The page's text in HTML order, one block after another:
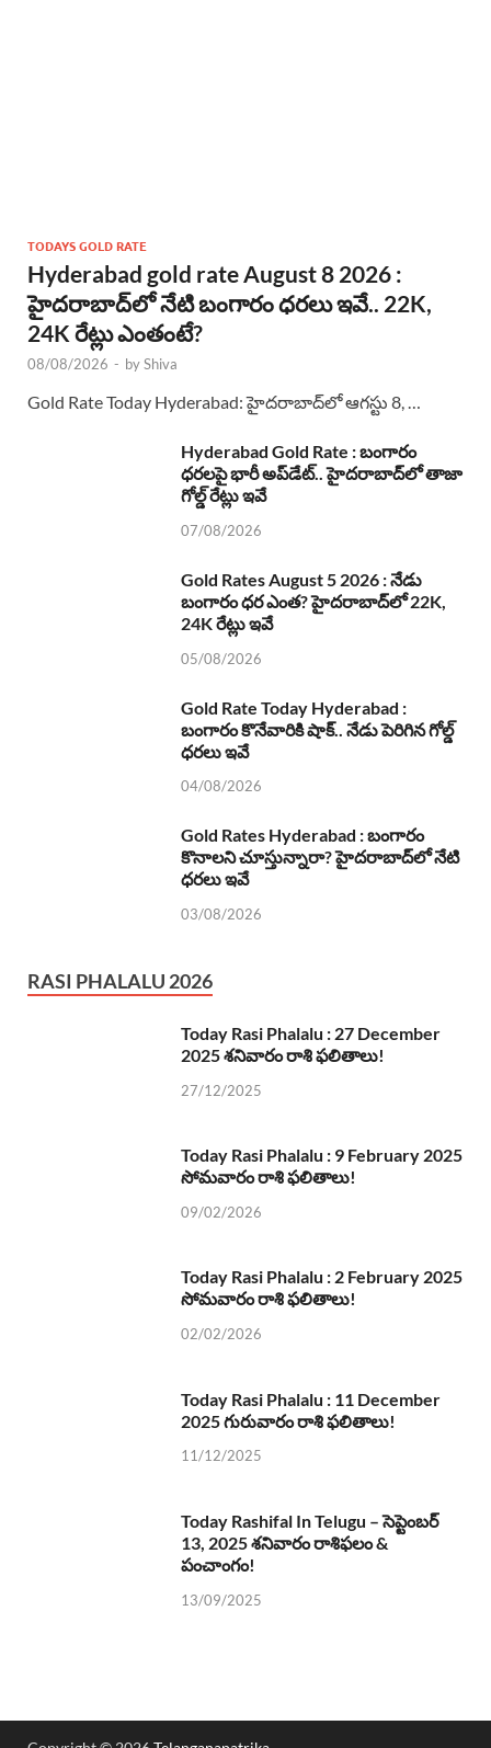
TODAYS GOLD RATE
Hyderabad gold rate August 8 2026 :
హైదరాబాద్‌లో నేటి బంగారం ధరలు ఇవే.. 22K,
24K రేట్లు ఎంతంటే?
08/08/2026 - byShiva
Gold Rate Today Hyderabad: హైదరాబాద్‌లో ఆగస్టు 8, …
Hyderabad Gold Rate : బంగారం
ధరలపై భారీ అప్‌డేట్.. హైదరాబాద్‌లో తాజా
గోల్డ్ రేట్లు ఇవే
07/08/2026
Gold Rates August 5 2026 : నేడు
బంగారం ధర ఎంత? హైదరాబాద్‌లో 22K,
24K రేట్లు ఇవే
05/08/2026
Gold Rate Today Hyderabad :
బంగారం కొనేవారికి షాక్.. నేడు పెరిగిన గోల్డ్
ధరలు ఇవే
04/08/2026
Gold Rates Hyderabad : బంగారం
కొనాలని చూస్తున్నారా? హైదరాబాద్‌లో నేటి
ధరలు ఇవే
03/08/2026
RASI PHALALU 2026
Today Rasi Phalalu : 27 December
2025 శనివారం రాశి ఫలితాలు!
27/12/2025
Today Rasi Phalalu : 9 February 2025
సోమవారం రాశి ఫలితాలు!
09/02/2026
Today Rasi Phalalu : 2 February 2025
సోమవారం రాశి ఫలితాలు!
02/02/2026
Today Rasi Phalalu : 11 December
2025 గురువారం రాశి ఫలితాలు!
11/12/2025
Today Rashifal In Telugu – సెప్టెంబర్
13, 2025 శనివారం రాశిఫలం &
పంచాంగం!
13/09/2025